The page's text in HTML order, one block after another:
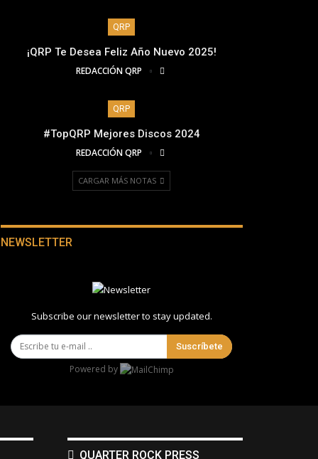
QRP
¡QRP Te Desea Feliz Año Nuevo 2025!
REDACCIÓN QRP
QRP
#TopQRP Mejores Discos 2024
REDACCIÓN QRP
CARGAR MÁS NOTAS
NEWSLETTER
Subscribe our newsletter to stay updated.
Suscríbete
Powered by
QUARTER ROCK PRESS